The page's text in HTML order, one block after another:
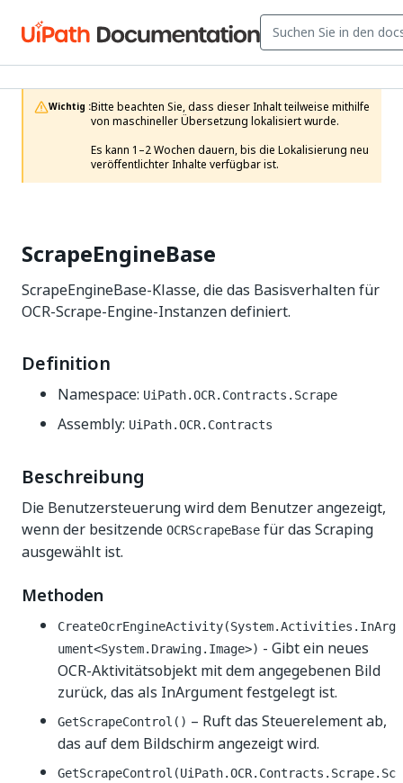
Wichtig :Bitte beachten Sie, dass dieser Inhalt teilweise mithilfe
von maschineller Übersetzung lokalisiert wurde.
Es kann 1–2 Wochen dauern, bis die Lokalisierung neu
veröffentlichter Inhalte verfügbar ist.
ScrapeEngineBase
ScrapeEngineBase-Klasse, die das Basisverhalten für
OCR-Scrape-Engine-Instanzen definiert.
Definition
Namespace: UiPath.OCR.Contracts.Scrape
Assembly: UiPath.OCR.Contracts
Beschreibung
Die Benutzersteuerung wird dem Benutzer angezeigt,
wenn der besitzende OCRScrapeBase für das Scraping
ausgewählt ist.
Methoden
CreateOcrEngineActivity(System.Activities.InArg
ument<System.Drawing.Image>) - Gibt ein neues
OCR-Aktivitätsobjekt mit dem angegebenen Bild
zurück, das als InArgument festgelegt ist.
GetScrapeControl() – Ruft das Steuerelement ab,
das auf dem Bildschirm angezeigt wird.
GetScrapeControl(UiPath.OCR.Contracts.Scrape.Sc